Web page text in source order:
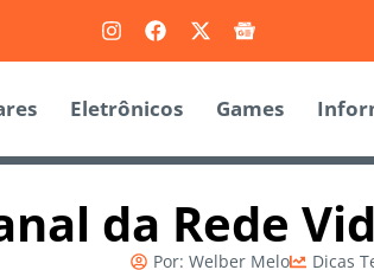
Eletrônicos Games
da Rede
Por: Welber Melo Dicas